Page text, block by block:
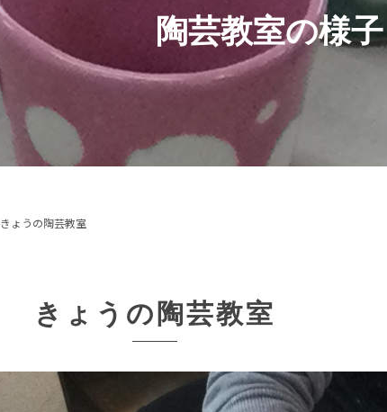
陶芸教室の様子
きょうの陶芸教室
きょうの陶芸教室